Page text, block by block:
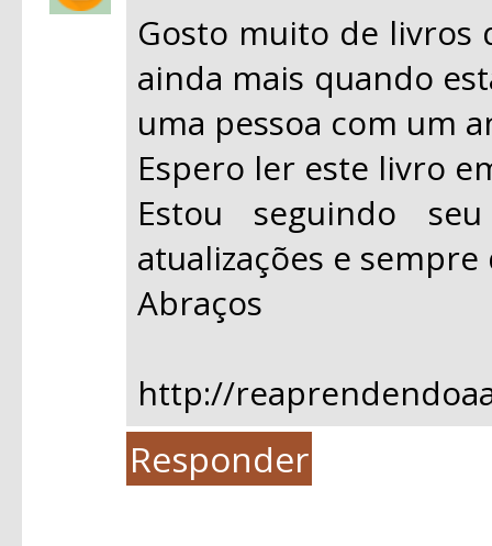
Gosto muito de livros
ainda mais quando
uma pessoa com um
Espero ler este livro
Estou seguindo
atualizações e
Abraços
http://
Responder